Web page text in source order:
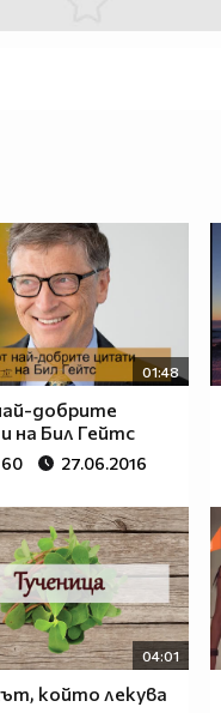
01:48
добрите
на Бил Гейтс
27.06.2016
04:01
който лекува